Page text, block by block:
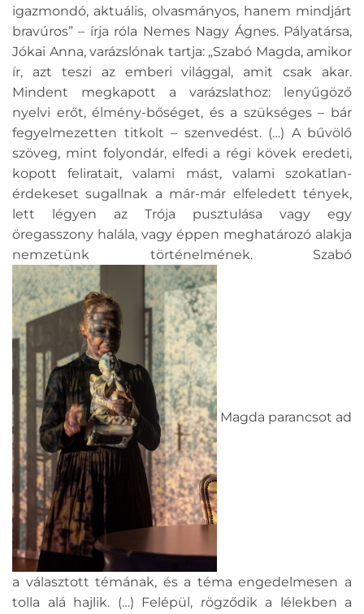
igazmondó, aktuális, olvasmányos, hanem mindjárt
bravúros” – írja róla Nemes Nagy Ágnes. Pályatársa,
Jókai Anna, varázslónak tartja: „Szabó Magda, amikor
ír, azt teszi az emberi világgal, amit csak akar.
Mindent megkapott a varázslathoz: lenyűgöző
nyelvi erőt, élmény-bőséget, és a szükséges – bár
fegyelmezetten titkolt – szenvedést. (…) A bűvölő
szöveg, mint folyondár, elfedi a régi kövek eredeti,
kopott feliratait, valami mást, valami szokatlan-
érdekeset sugallnak a már-már elfeledett tények,
lett légyen az Trója pusztulása vagy egy
öregasszony halála, vagy éppen meghatározó alakja
nemzetünk történelmének. Szabó
Magda parancsot ad
a választott témának, és a téma engedelmesen a
tolla alá hajlik. (…) Felépül, rögződik a lélekben a